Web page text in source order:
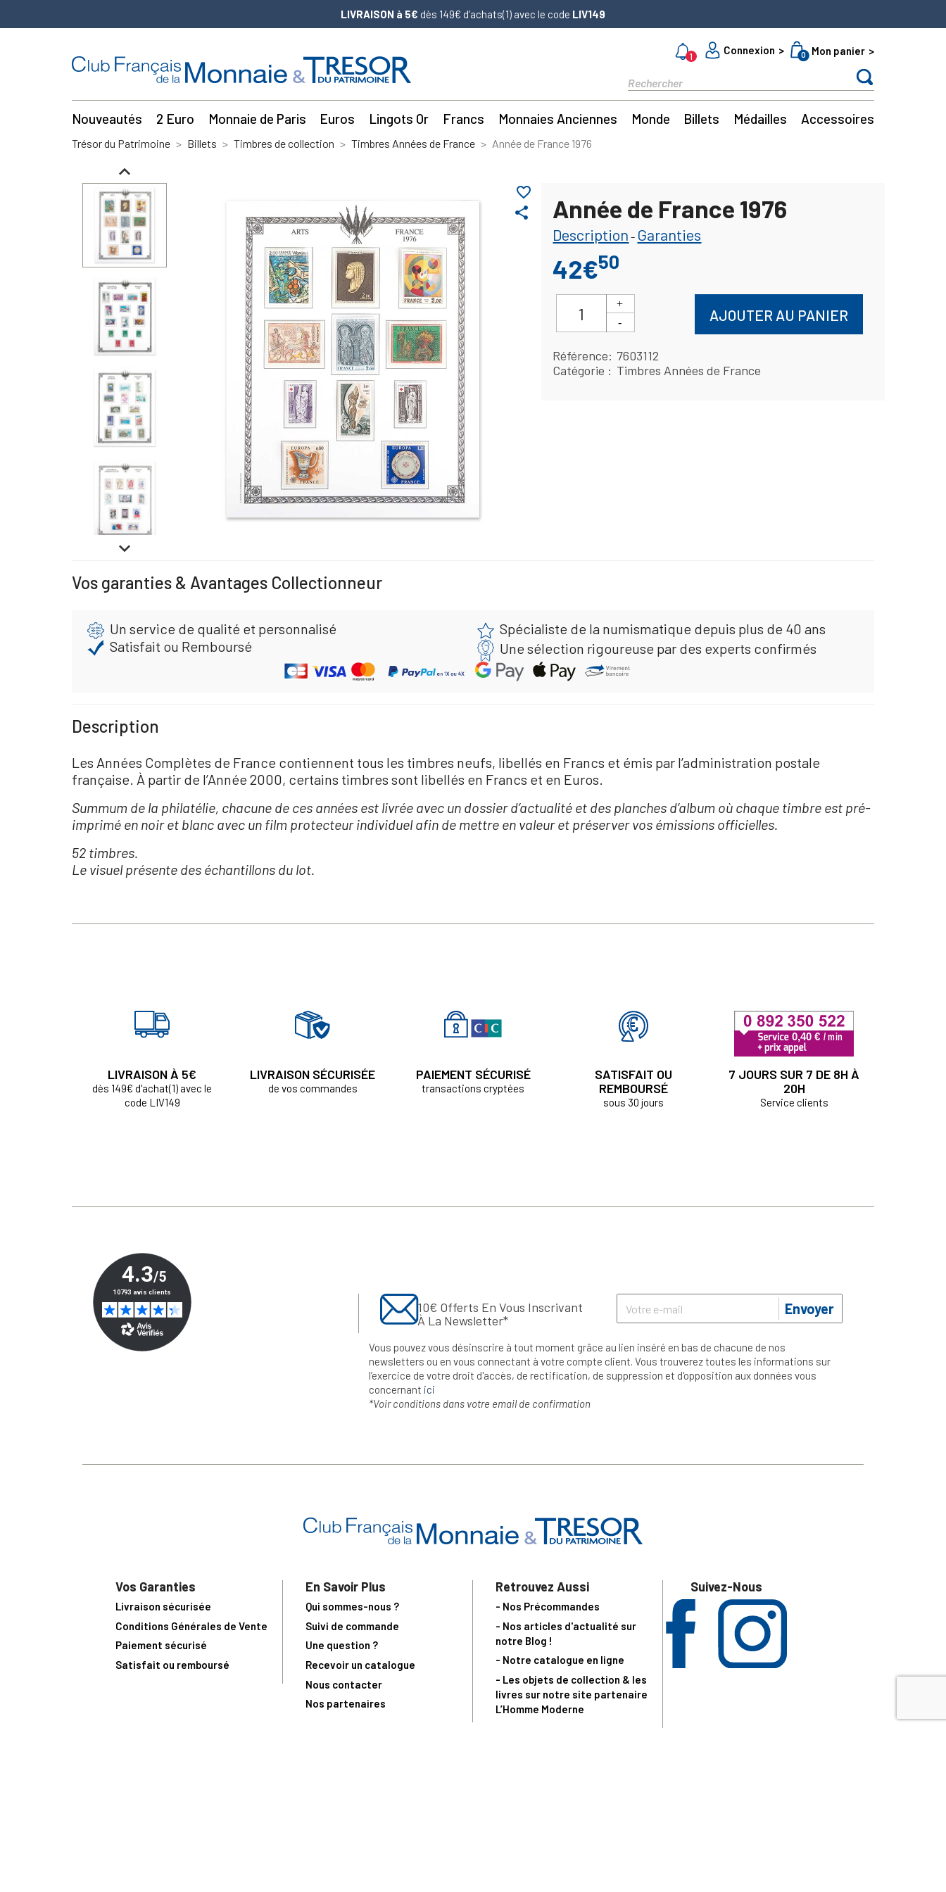
LIVRAISON à 5€ dès 149€ d’achats(1) avec le code LIV149
1
Connexion 0 Mon panier
Nouveautés 2 Euro Monnaie de Paris Euros Lingots Or Francs Monnaies Anciennes Monde Billets Médailles Accessoires
Trésor du Patrimoine Billets Timbres de collection Timbres Années de France Année de France 1976
share
favorite_border


Année de France 1976
Description - Garanties
42€50
AJOUTER AU PANIER
Référence
7603112
Catégorie
Timbres Années de France
Vos garanties & Avantages Collectionneur
Un service de qualité et personnalisé
Spécialiste de la numismatique depuis plus de 40 ans
Satisfait ou Remboursé
Une sélection rigoureuse par des experts confirmés
Description
Les Années Complètes de France contiennent tous les timbres neufs, libellés en Francs et émis par l’administration postale
française. À partir de l’Année 2000, certains timbres sont libellés en Francs et en Euros.
Summum de la philatélie, chacune de ces années est livrée avec un dossier d’actualité et des planches d’album où chaque timbre est pré-
imprimé en noir et blanc avec un film protecteur individuel afin de mettre en valeur et préserver vos émissions officielles.
52 timbres.
Le visuel présente des échantillons du lot.
LIVRAISON À 5€
dès 149€ d'achat(1) avec le
code LIV149
LIVRAISON SÉCURISÉE
de vos commandes
PAIEMENT SÉCURISÉ
transactions cryptées
SATISFAIT OU
REMBOURSÉ
sous 30 jours
7 JOURS SUR 7 DE 8H À
20H
Service clients
10€ Offerts En Vous Inscrivant
À La Newsletter*
Envoyer
Vous pouvez vous désinscrire à tout moment grâce au lien inséré en bas de chacune de nos
newsletters ou en vous connectant à votre compte client. Vous trouverez toutes les informations sur
l’exercice de votre droit d'accès, de rectification, de suppression et d'opposition aux données vous
concernant ici
*Voir conditions dans votre email de confirmation
Vos Garanties
Livraison sécurisée
Conditions Générales de Vente
Paiement sécurisé
Satisfait ou remboursé
En Savoir Plus
Qui sommes-nous ?
Suivi de commande
Une question ?
Recevoir un catalogue
Nous contacter
Nos partenaires
Retrouvez Aussi
- Nos Précommandes
- Nos articles d'actualité sur
notre Blog !
- Notre catalogue en ligne
- Les objets de collection & les
livres sur notre site partenaire
L’Homme Moderne
Suivez-Nous